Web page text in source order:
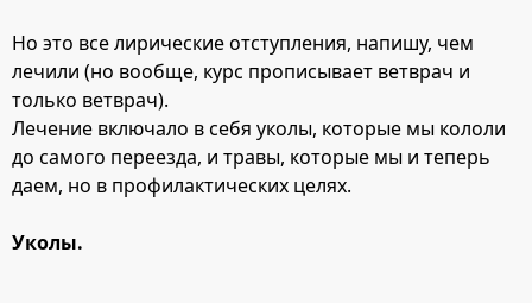
Но это все лирические отступления, напишу, чем
лечили (но вообще, курс прописывает ветврач и
только ветврач).
Лечение включало в себя уколы, которые мы кололи
до самого переезда, и травы, которые мы и теперь
даем, но в профилактических целях.
Уколы.